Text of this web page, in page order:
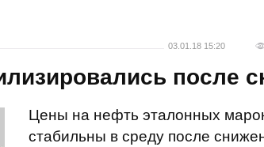
03.01.18 15:20
после
Цены на нефть эталонных
стабильны в среду после